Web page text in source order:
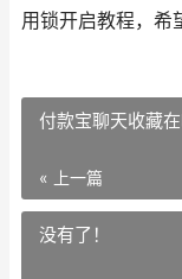
用锁开启教程，希
付款宝聊天收藏
« 上一篇
没有了！